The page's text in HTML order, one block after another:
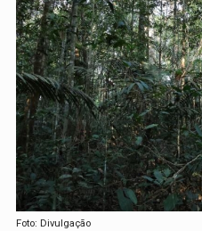
Foto: Divulgação